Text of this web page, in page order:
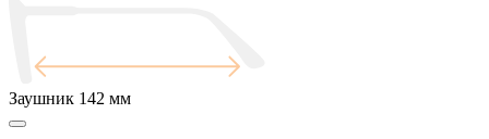
Заушник 142 мм